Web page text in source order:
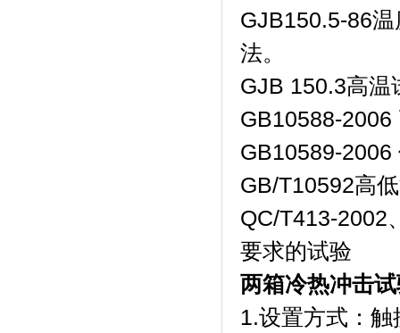
GJB150.5-86
法。
GJB 150.3高温
GB10588-2006
GB10589-2006
GB/T10592高
QC/T413-2002
要求的试验
两箱冷热冲击
1.设置方式：触